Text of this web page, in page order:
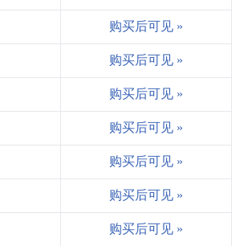
购买后可见 »
购买后可见 »
购买后可见 »
购买后可见 »
购买后可见 »
购买后可见 »
购买后可见 »